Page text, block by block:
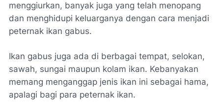
menggiurkan, banyak juga yang telah menopang
dan menghidupi keluarganya dengan cara menjadi
peternak ikan gabus.
Ikan gabus juga ada di berbagai tempat, selokan,
sawah, sungai maupun kolam ikan. Kebanyakan
memang menganggap jenis ikan ini sebagai hama,
apalagi bagi para peternak ikan.